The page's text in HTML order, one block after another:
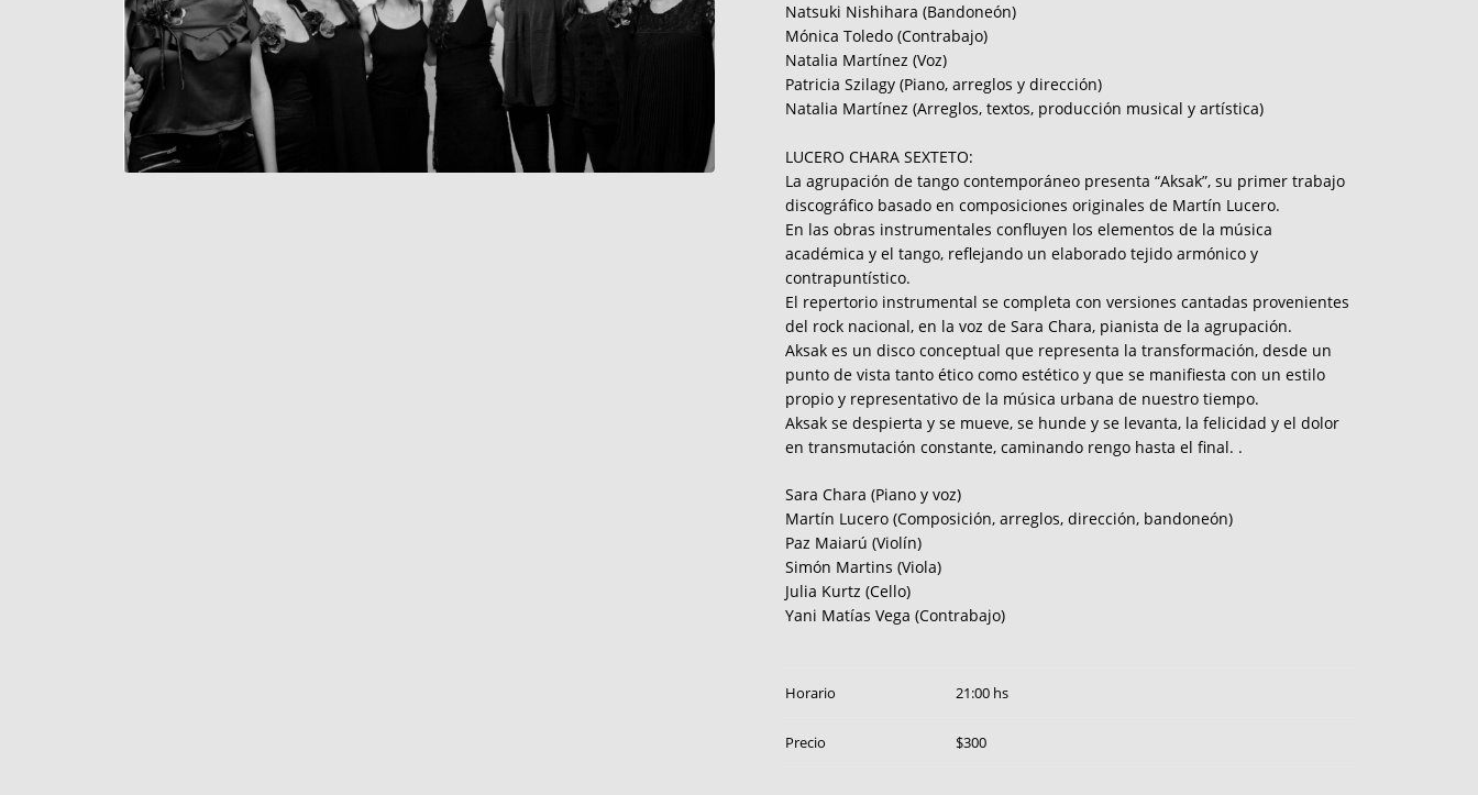
Natsuki Nishihara (Bandoneón)
Mónica Toledo (Contrabajo)
Natalia Martínez (Voz)
Patricia Szilagy (Piano, arreglos y dirección)
Natalia Martínez (Arreglos, textos, producción musical y artística)
LUCERO CHARA SEXTETO:
La agrupación de tango contemporáneo presenta “Aksak”, su primer trabajo
discográfico basado en composiciones originales de Martín Lucero.
En las obras instrumentales confluyen los elementos de la música
académica y el tango, reflejando un elaborado tejido armónico y
contrapuntístico.
El repertorio instrumental se completa con versiones cantadas provenientes
del rock nacional, en la voz de Sara Chara, pianista de la agrupación.
Aksak es un disco conceptual que representa la transformación, desde un
punto de vista tanto ético como estético y que se manifiesta con un estilo
propio y representativo de la música urbana de nuestro tiempo.
Aksak se despierta y se mueve, se hunde y se levanta, la felicidad y el dolor
en transmutación constante, caminando rengo hasta el final. .
Sara Chara (Piano y voz)
Martín Lucero (Composición, arreglos, dirección, bandoneón)
Paz Maiarú (Violín)
Simón Martins (Viola)
Julia Kurtz (Cello)
Yani Matías Vega (Contrabajo)
Horario 21:00 hs
Precio $300